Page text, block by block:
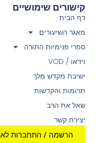
קישורים שימושיים
דף הבית
מאגר השיעורים
ספרי פנימיות התורה
וידאו / VOD
ישיבת מקדש מלך
תרומות והקדשות
שאל את הרב
יצירת קשר
הרשמה / התחברות לאתר